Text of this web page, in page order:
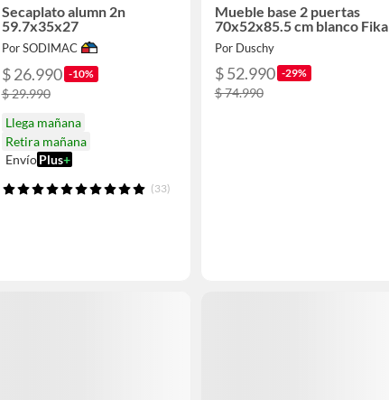
Secaplato alumn 2n
59.7x35x27
Por SODIMAC
$ 26.990 -10%
$ 29.990
Llega mañana
Retira mañana
Envío Plus+
(33)
Mueble base 2 puertas
70x52x85.5 cm blanco Fika
Por Duschy
$ 52.990 -29%
$ 74.990